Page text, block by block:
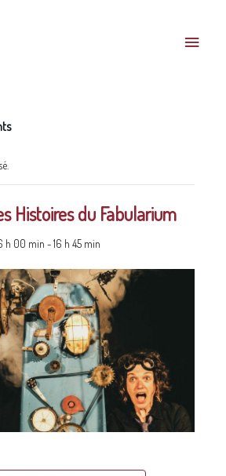
Histoires du Fabularium
h 00 min -16 h 45 min